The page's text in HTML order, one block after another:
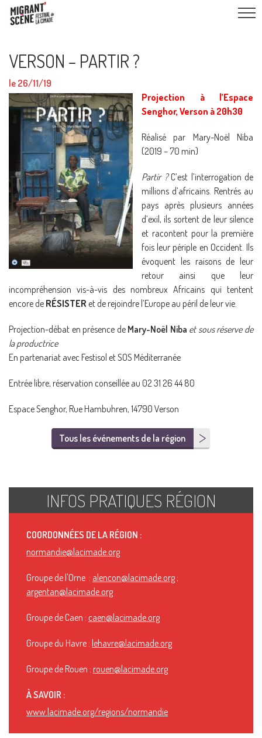
VERSON – PARTIR ?
le 26/11/19
Projection à l’Espace
Senghor, Verson à 20h30
Réalisé par Mary-Noël Niba
(2019 – 70 min)
Partir ?C’est l’interrogation de
millions d’africains. Rentrés au
pays après plusieurs années
d’exil, ils sortent de leur silence
et racontent pour la première
fois leur périple en Occident. Ils
évoquent les raisons de leur
retour ainsi que leur
incompréhension vis-à-vis des nombreux Africains qui tentent
encore de RÉSISTER et de rejoindre l’Europe au péril de leur vie.
Projection-débat en présence de Mary-Noël Niba et sous réserve de
laproductrice
En partenariat avec Festisol et SOS Méditerranée
Entrée libre, réservation conseillée au 02 31 26 44 80
Espace Senghor, Rue Hambuhren, 14790 Verson
Tous les événements de la région
INFOS PRATIQUES RÉGION
COORDONNÉES DE LA RÉGION :
normandie@lacimade.org
Groupe de l'Orne : alencon@lacimade.org ;
argentan@lacimade.org
Groupe de Caen : caen@lacimade.org
Groupe du Havre : lehavre@lacimade.org
Groupe de Rouen : rouen@lacimade.org
À SAVOIR :
www.lacimade.org/regions/normandie